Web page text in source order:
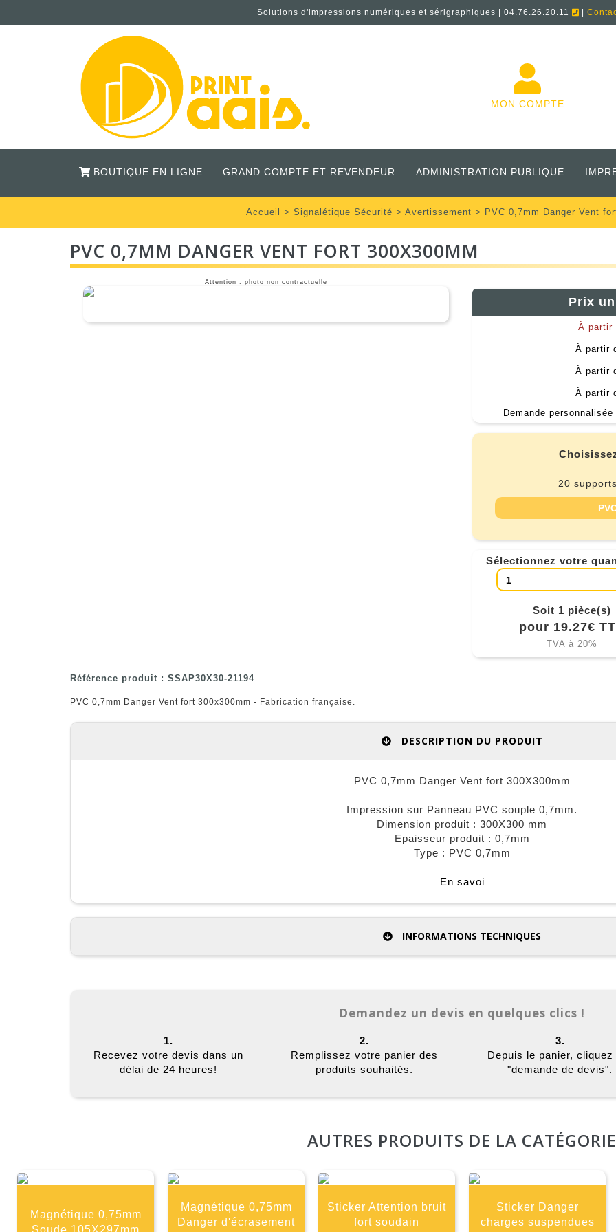
Solutions d'impressions numériques et sérigraphiques | 04.76.26.20.11 |
MON COMPTE
BOUTIQUE EN LIGNE GRAND COMPTE ET REVENDEUR ADMINISTRATION PUBLIQUE
Accueil > Signalétique Sécurité > Avertissement > PVC 0,7mm Danger Vent
PVC 0,7MM DANGER VENT FORT 300X300MM
Attention : photo non contractuelle
Prix
À
À partir
À partir
À partir
Demande
20
Sélectionnez votre
Soit 1 pièce(s)
pour 19.27€
TVA à 20%
Référence produit : SSAP30X30-21194
PVC 0,7mm Danger Vent fort 300x300mm - Fabrication française.
DESCRIPTION DU PRODUIT
PVC 0,7mm Danger Vent fort 300X300mm
Impression sur Panneau PVC souple 0,7mm.
Dimension produit : 300X300 mm
Epaisseur produit : 0,7mm
Type : PVC 0,7mm
En savoi
INFORMATIONS TECHNIQUES
Demandez un devis en quelques clics !
1.
Recevez votre devis dans un
délai de 24 heures!
2.
Remplissez votre panier des
produits souhaités.
3.
Depuis le panier, cliquez
"demande de devis".
AUTRES PRODUITS DE LA CATÉGORIE
Magnétique 0,75mm
Soude 105X297mm
Magnétique 0,75mm
Danger d'écrasement
Sticker Attention bruit
fort soudain
Sticker Danger
charges suspendues